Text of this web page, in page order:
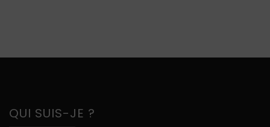
QUI SUIS-JE ?